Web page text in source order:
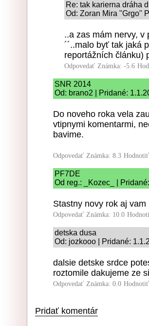
Re: tak karierna dráha
Od: Zoran Mira "Grgo"
..a zas mám nervy, v
´´..malo byť tak jaká
reportážních článku)
Odpovedať Známka: -5.6
SNR 2014
Od: brano2 | Pridané:
Do noveho roka vela
vtipnymi komentarmi,
bavime.
Odpovedať Známka: 8.3
PF7DE
Od reg.: _Kozec_ |
Stastny novy rok aj vam
Odpovedať Známka: 10.0
detska dusa
Od: jozkooo | Pridané:
dalsie detske srdce
roztomile dakujeme ze
Odpovedať Známka: 0.0
Pridať komentár